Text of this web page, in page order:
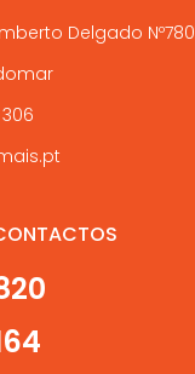
Delgado Nº780
306